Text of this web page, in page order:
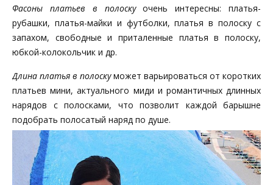
Фасоны платьев в полоскуочень интересны: платья-
рубашки, платья-майки и футболки, платья в полоску с
запахом, свободные и приталенные платья в полоску,
юбкой-колокольчик и др.
Длина платья в полоскуможет варьироваться от коротких
платьев мини, актуального миди и романтичных длинных
нарядов с полосками, что позволит каждой барышне
подобрать полосатый наряд по душе.